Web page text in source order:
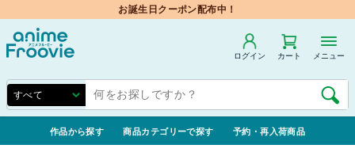
お誕生日クーポン配布中！
ログイン カート メニュー
作品から探す 商品カテゴリーで探す 予約・再入荷商品